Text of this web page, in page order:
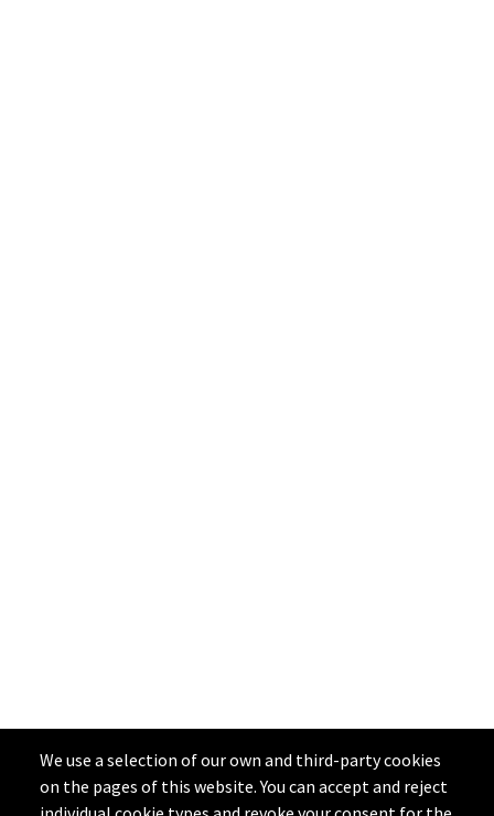
We use a selection of our own and third-party cookies
on the pages of this website. You can accept and reject